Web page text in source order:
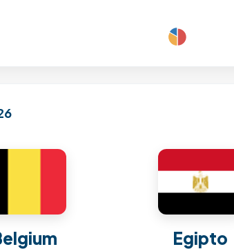
Egipto